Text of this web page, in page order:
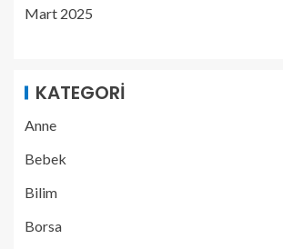
Mart 2025
KATEGORI
Anne
Bebek
Bilim
Borsa